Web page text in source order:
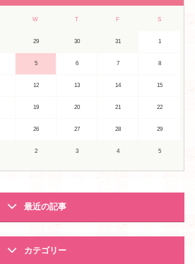
W T F S
29 30 31 1
5 6 7 8
12 13 14 15
19 20 21 22
26 27 28 29
2 3 4 5
最近の記事
カテゴリー